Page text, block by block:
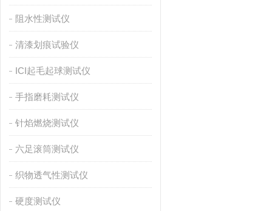
阻水性测试仪
清漆划痕试验仪
ICI起毛起球测试仪
手指磨耗测试仪
针焰燃烧测试仪
六足滚筒测试仪
织物透气性测试仪
硬度测试仪